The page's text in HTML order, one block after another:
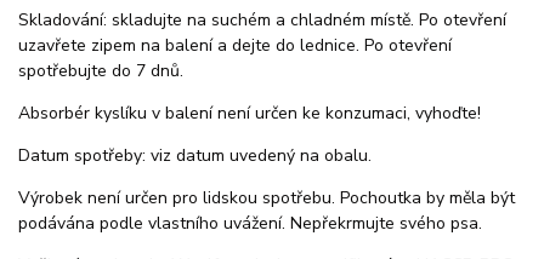
Skladování: skladujte na suchém a chladném místě. Po otevření
uzavřete zipem na balení a dejte do lednice. Po otevření
spotřebujte do 7 dnů.
Absorbér kyslíku v balení není určen ke konzumaci, vyhoďte!
Datum spotřeby: viz datum uvedený na obalu.
Výrobek není určen pro lidskou spotřebu. Pochoutka by měla být
podávána podle vlastního uvážení. Nepřekrmujte svého psa.